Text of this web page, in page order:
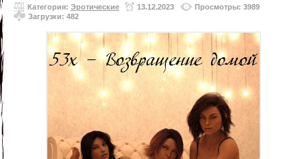
Категория: Эротические 13.12.2023
Просмотры: 3989
Загрузки: 482